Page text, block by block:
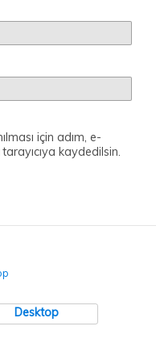
için adım, e-
kaydedilsin.
Desktop